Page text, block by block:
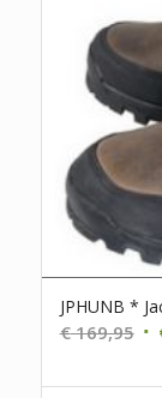
JPHUNB *
€169,95